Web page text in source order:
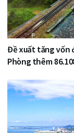
Đề xuất tăng vốn
Phòng thêm